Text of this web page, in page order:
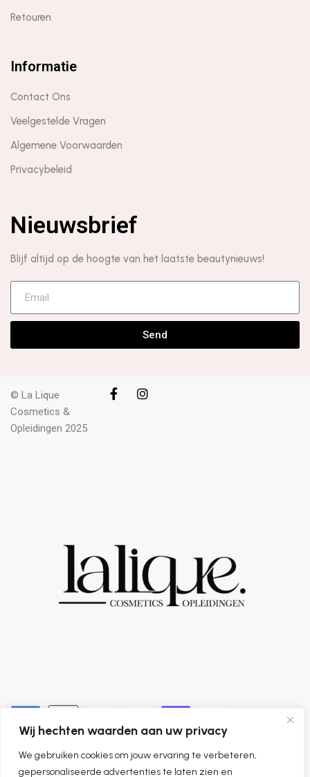
Wij hechten waarden aan uw privacy
We gebruiken cookies om jouw ervaring te verbeteren,
gepersonaliseerde advertenties te laten zien en
Retouren
Informatie
Contact Ons
Veelgestelde Vragen
Algemene Voorwaarden
Privacybeleid
Nieuwsbrief
Blijf altijd op de hoogte van het laatste beautynieuws!
Send
© La Lique
Cosmetics &
Opleidingen 2025